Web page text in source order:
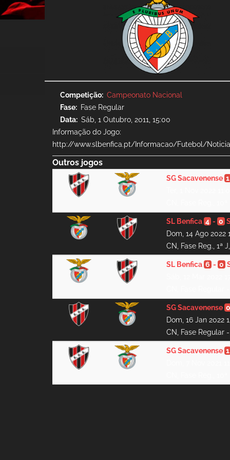
Competição
Campeonato Nacional
Fase
Fase Regular
Data
Sáb, 1 Outubro, 2011, 15:00
Informação do Jogo:
http://www.slbenfica.pt/Informacao/Futebol/
Outros jogos
SG Sacavenense 1
SL Benfica 4- 0
Dom, 14 Ago 2022
CN, Fase Reg., 1ª
SL Benfica 6 - 0
SG Sacavenense 0
Dom, 16 Jan 2022
CN, Fase Regular -
SG Sacavenense 1